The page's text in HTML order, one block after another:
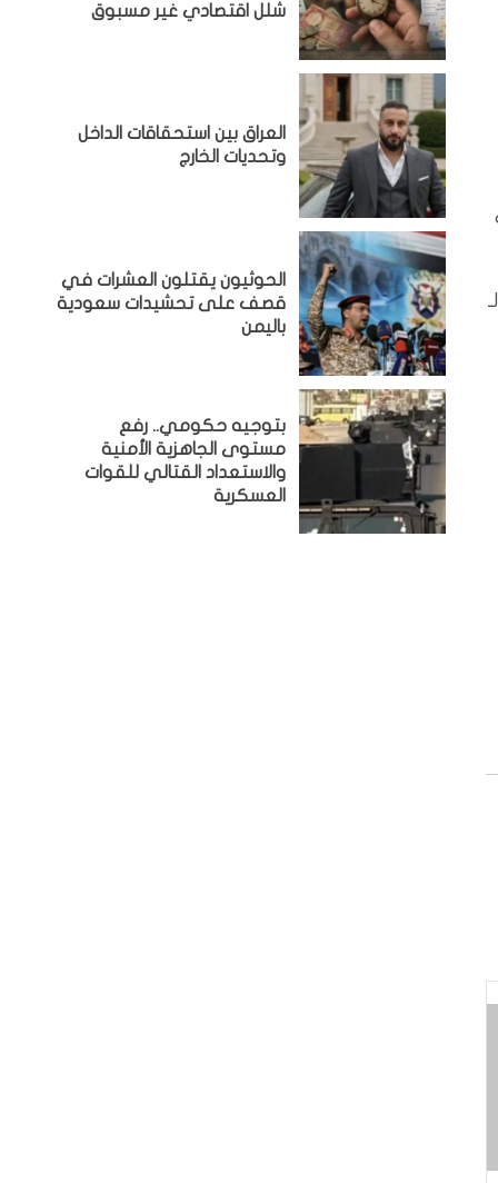
شلل اقتصادي غير مسبوق
‏العراق بين استحقاقات الداخل
وتحديات الخارج
الحوثيون يقتلون العشرات في
قصف على تحشيدات سعودية
باليمن
بتوجيه حكومي.. رفع
مستوى الجاهزية الأمنية
والاستعداد القتالي للقوات
العسكرية